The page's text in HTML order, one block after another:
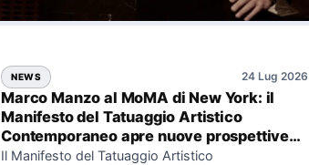
NEWS 24 Lug 2026
Marco Manzo al MoMA di New York: il
Manifesto del Tatuaggio Artistico
Contemporaneo apre nuove prospettive
per il collezionismo
Il Manifesto del Tatuaggio Artistico